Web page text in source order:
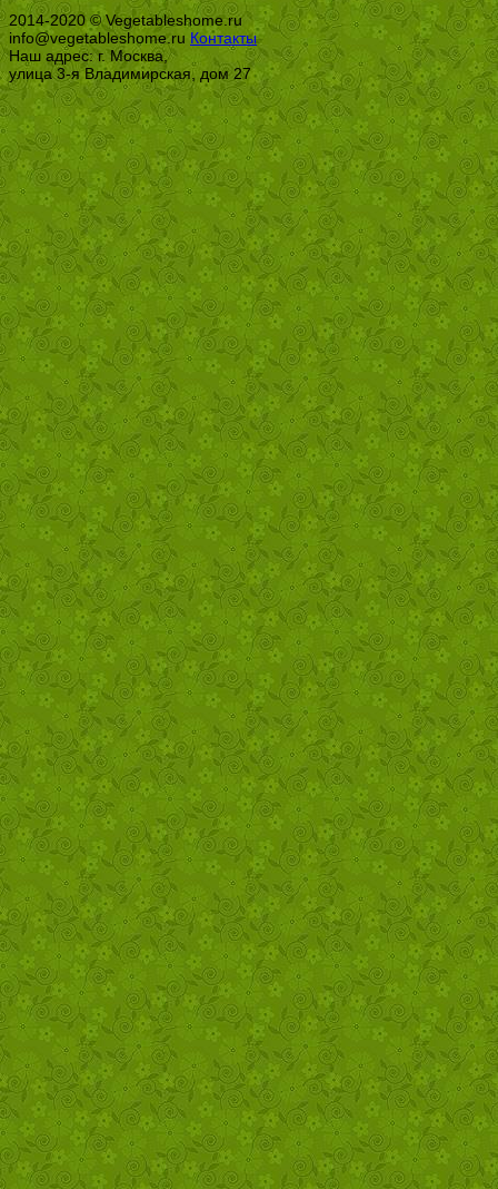
2014-2020 © Vegetableshome.ru
info@vegetableshome.ru Контакты
Наш адрес: г. Москва,
улица 3-я Владимирская, дом 27